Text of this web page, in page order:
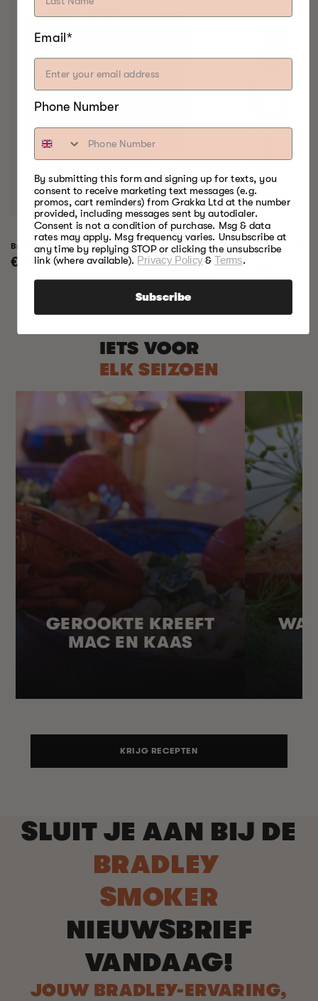
Bradley Raven Smoker
Normale
prijs
€799,00
Professionele P10
racks
IETS VOOR
ELK SEIZOEN
GEROOKTE KREEFT
MAC EN KAAS
KRIJG RECEPTEN
SLUIT JE AAN BIJ DE
BRADLEY
SMOKER
NIEUWSBRIEF
VANDAAG!
JOUW BRADLEY-ERVARING,
Email*
Phone Number
By submitting this form and signing up for texts, you
consent to receive marketing text messages (e.g.
promos, cart reminders) from Grakka Ltd at the number
provided, including messages sent by autodialer.
Consent is not a condition of purchase. Msg & data
rates may apply. Msg frequency varies. Unsubscribe at
any time by replying STOP or clicking the unsubscribe
link (where available). Privacy Policy&Terms.
Subscribe